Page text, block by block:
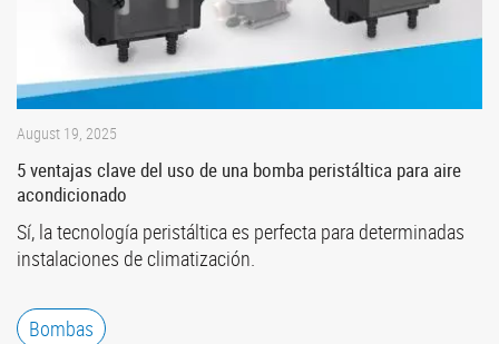
August 19, 2025
5 ventajas clave del uso de una bomba peristáltica para aire
acondicionado
Sí, la tecnología peristáltica es perfecta para determinadas
instalaciones de climatización.
Bombas